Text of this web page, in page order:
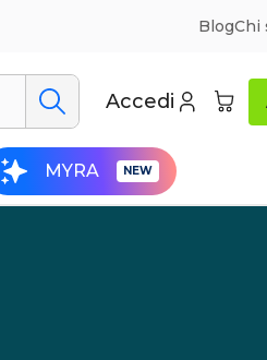
BlogChi
Accedi
MYRA